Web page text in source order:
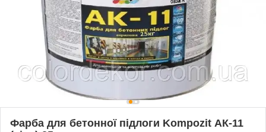
Фарба для бетонної підлоги Kompozit АК-11